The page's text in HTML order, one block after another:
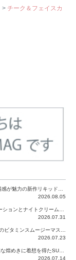
> チーク＆フェイスカ
2026.08.05
2026.07.31
2026.07.23
2026.07.14